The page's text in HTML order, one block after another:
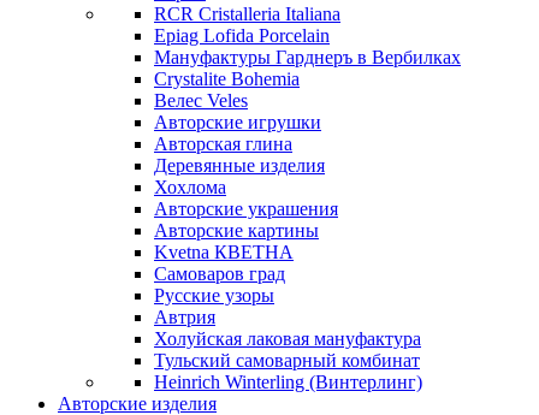
RCR Cristalleria Italiana
Epiag Lofida Porcelain
Мануфактуры Гарднеръ в Вербилках
Crystalite Bohemia
Велес Veles
Авторские игрушки
Авторская глина
Деревянные изделия
Хохлома
Авторские украшения
Авторские картины
Kvetna КВЕТНА
Самоваров град
Русские узоры
Автрия
Холуйская лаковая мануфактура
Тульский самоварный комбинат
Heinrich Winterling (Винтерлинг)
Авторские изделия